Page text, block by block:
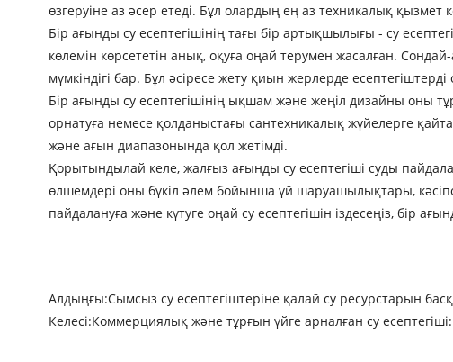
өзгеруіне аз әсер етеді. Бұл олардың ең аз техникалық
Бір ағынды су есептегішінің тағы бір артықшылығы - су
көлемін көрсететін анық, оқуға оңай терумен жасалған.
мүмкіндігі бар. Бұл әсіресе жету қиын жерлерде
Бір ағынды су есептегішінің ықшам және жеңіл дизайны оны
орнатуға немесе қолданыстағы сантехникалық жүйелерге
және ағын диапазонында қол жетімді.
Қорытындылай келе, жалғыз ағынды су есептегіші суды
өлшемдері оны бүкіл әлем бойынша үй шаруашылықтары,
пайдалануға және күтуге оңай су есептегішін іздесеңіз, бір
Алдыңғы:Сымсыз су есептегіштеріне қалай су ресурстарын
Келесі:Коммерциялық және тұрғын үйге арналған су есептегіші: